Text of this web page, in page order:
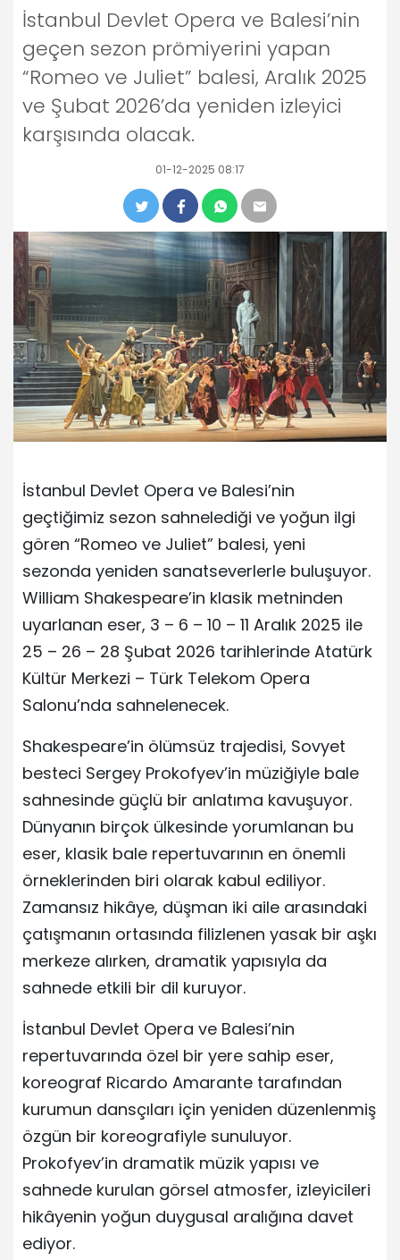
İstanbul Devlet Opera ve Balesi’nin
geçen sezon prömiyerini yapan
“Romeo ve Juliet” balesi, Aralık 2025
ve Şubat 2026’da yeniden izleyici
karşısında olacak.
01-12-2025 08:17
İstanbul Devlet Opera ve Balesi’nin
geçtiğimiz sezon sahnelediği ve yoğun ilgi
gören “Romeo ve Juliet” balesi, yeni
sezonda yeniden sanatseverlerle buluşuyor.
William Shakespeare’in klasik metninden
uyarlanan eser, 3 – 6 – 10 – 11 Aralık 2025 ile
25 – 26 – 28 Şubat 2026 tarihlerinde Atatürk
Kültür Merkezi – Türk Telekom Opera
Salonu’nda sahnelenecek.
Shakespeare’in ölümsüz trajedisi, Sovyet
besteci Sergey Prokofyev’in müziğiyle bale
sahnesinde güçlü bir anlatıma kavuşuyor.
Dünyanın birçok ülkesinde yorumlanan bu
eser, klasik bale repertuvarının en önemli
örneklerinden biri olarak kabul ediliyor.
Zamansız hikâye, düşman iki aile arasındaki
çatışmanın ortasında filizlenen yasak bir aşkı
merkeze alırken, dramatik yapısıyla da
sahnede etkili bir dil kuruyor.
İstanbul Devlet Opera ve Balesi’nin
repertuvarında özel bir yere sahip eser,
koreograf Ricardo Amarante tarafından
kurumun dansçıları için yeniden düzenlenmiş
özgün bir koreografiyle sunuluyor.
Prokofyev’in dramatik müzik yapısı ve
sahnede kurulan görsel atmosfer, izleyicileri
hikâyenin yoğun duygusal aralığına davet
ediyor.